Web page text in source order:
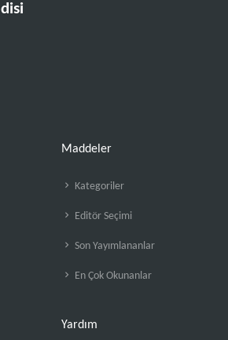
Maddeler
Kategoriler
Editör Seçimi
Son Yayımlananlar
En Çok Okunanlar
Yardım